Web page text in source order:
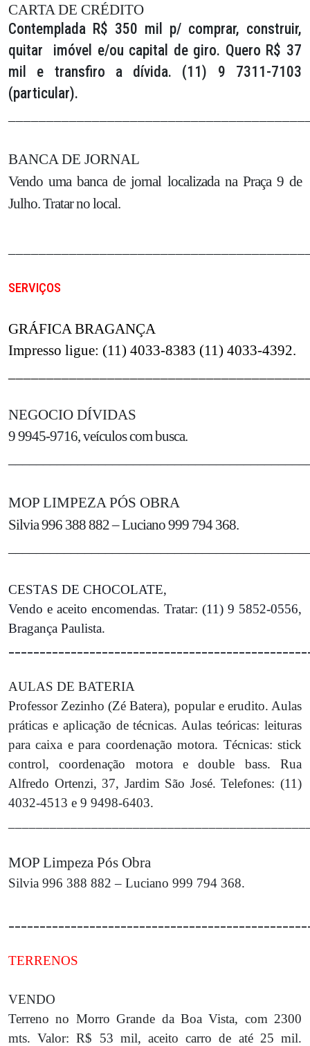
CARTA DE CRÉDITO
Contemplada R$ 350 mil p/ comprar, construir,
quitar imóvel e/ou capital de giro. Quero R$ 37
mil e transfiro a dívida. (11) 9 7311-7103
(particular).
BANCA DE JORNAL
Vendo uma banca de jornal localizada na Praça 9 de
Julho. Tratar no local.
SERVIÇOS
GRÁFICA BRAGANÇA
Impresso ligue: (11) 4033-8383 (11) 4033-4392.
NEGOCIO DÍVIDAS
9 9945-9716, veículos com busca.
MOP LIMPEZA PÓS OBRA
Silvia 996 388 882 – Luciano 999 794 368.
CESTAS DE CHOCOLATE,
Vendo e aceito encomendas. Tratar: (11) 9 5852-0556,
Bragança Paulista.
AULAS DE BATERIA
Professor Zezinho (Zé Batera), popular e erudito. Aulas
práticas e aplicação de técnicas. Aulas teóricas: leituras
para caixa e para coordenação motora. Técnicas: stick
control, coordenação motora e double bass. Rua
Alfredo Ortenzi, 37, Jardim São José. Telefones: (11)
4032-4513 e 9 9498-6403.
MOP Limpeza Pós Obra
Silvia 996 388 882 – Luciano 999 794 368.
TERRENOS
VENDO
Terreno no Morro Grande da Boa Vista, com 2300
mts. Valor: R$ 53 mil, aceito carro de até 25 mil.